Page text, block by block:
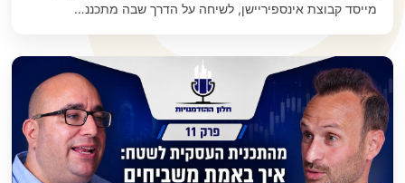
מייסד קבוצת אינספיריישן, לשיחה על הדרך שבה מתכננ…